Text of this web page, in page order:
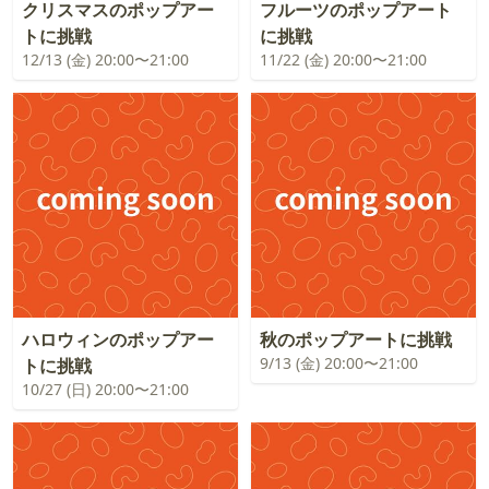
クリスマスのポップアー
トに挑戦
12/13 (金) 20:00〜21:00
フルーツのポップアート
に挑戦
11/22 (金) 20:00〜21:00
ハロウィンのポップアー
トに挑戦
10/27 (日) 20:00〜21:00
秋のポップアートに挑戦
9/13 (金) 20:00〜21:00